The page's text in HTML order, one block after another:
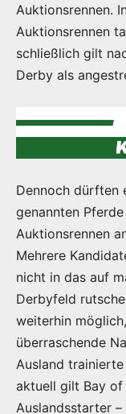
Auktionsrennen.
Auktionsrennen
schließlich gilt
Derby als
Dennoch dürften
genannten
Auktionsrennen
Mehrere
nicht in das auf
Derbyfeld
weiterhin
überraschende
Ausland
aktuell gilt Bay of
Auslandsstarter